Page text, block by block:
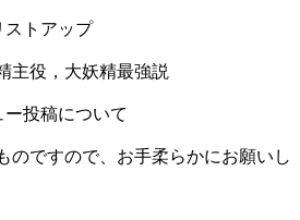
ストアップ
主役，大妖精最強説
投稿について
のですので、お手柔らかにお願いし